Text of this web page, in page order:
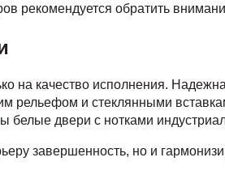
рекомендуется обратить
на качество исполнения.
рельефом и стеклянными
двери с нотками
завершенность, но и